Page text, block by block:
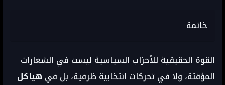
خاتمة
القوة الحقيقية للأحزاب السياسية ليست في الشعارات
المؤقتة، ولا في تحركات انتخابية ظرفية، بل في هياكل